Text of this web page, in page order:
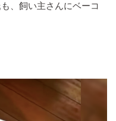
、飼い主さんにベーコ